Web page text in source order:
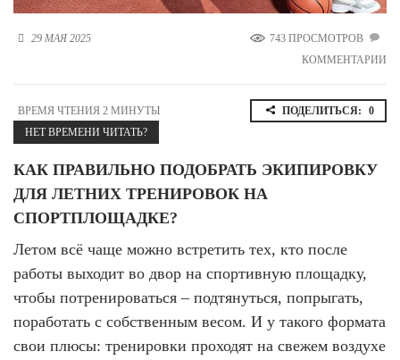
Новосибирская область (3)
Республика Башкортостан (3)
Республика Татарстан (2)
Ростовская область (2)
Самарская область (1)
Санкт-Петербург и ЛО (3)
Свердловская область (5)
Северная Осетия (2)
Ставропольский край (5)
Томская область (1)
Тульская область (1)
Тюменская область (3)
29 МАЯ 2025
743 ПРОСМОТРОВ
КОММЕНТАРИИ
ВРЕМЯ ЧТЕНИЯ 2 МИНУТЫ
НЕТ ВРЕМЕНИ ЧИТАТЬ?
ПОДЕЛИТЬСЯ: 0
КАК ПРАВИЛЬНО ПОДОБРАТЬ ЭКИПИРОВКУ
ДЛЯ ЛЕТНИХ ТРЕНИРОВОК НА
СПОРТПЛОЩАДКЕ?
Летом всё чаще можно встретить тех, кто после
работы выходит во двор на спортивную площадку,
чтобы потренироваться – подтянуться, попрыгать,
поработать с собственным весом. И у такого формата
свои плюсы: тренировки проходят на свежем воздухе